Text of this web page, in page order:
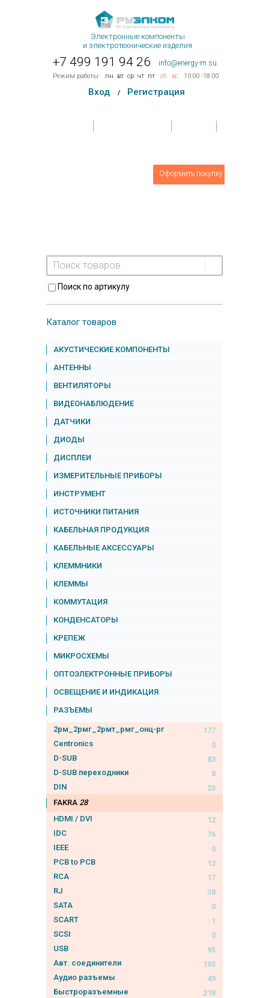
Электронные компоненты
и электротехнические изделия
+7 499 191 94 26 info@energy-m.su
Режим работы: пн вт ср чт пт сб вс 10:00 -18:00
Вход / Регистрация
Оформить покупку
Поиск по артикулу
Каталог товаров
АКУСТИЧЕСКИЕ КОМПОНЕНТЫ
АНТЕННЫ
ВЕНТИЛЯТОРЫ
ВИДЕОНАБЛЮДЕНИЕ
ДАТЧИКИ
ДИОДЫ
ДИСПЛЕИ
ИЗМЕРИТЕЛЬНЫЕ ПРИБОРЫ
ИНСТРУМЕНТ
ИСТОЧНИКИ ПИТАНИЯ
КАБЕЛЬНАЯ ПРОДУКЦИЯ
КАБЕЛЬНЫЕ АКСЕССУАРЫ
КЛЕММНИКИ
КЛЕММЫ
КОММУТАЦИЯ
КОНДЕНСАТОРЫ
КРЕПЕЖ
МИКРОСХЕМЫ
ОПТОЭЛЕКТРОННЫЕ ПРИБОРЫ
ОСВЕЩЕНИЕ И ИНДИКАЦИЯ
РАЗЪЕМЫ
2рм_2рмг_2рмт_рмг_онц-рг
177
Centronics
0
D-SUB
83
D-SUB переходники
8
DIN
23
FAKRA 28
HDMI / DVI
12
IDC
76
IEEE
0
PCB to PCB
12
RCA
17
RJ
38
SATA
0
SCART
1
SCSI
0
USB
95
Авт. соединители
193
Аудио разъемы
49
Быстроразъемные
218